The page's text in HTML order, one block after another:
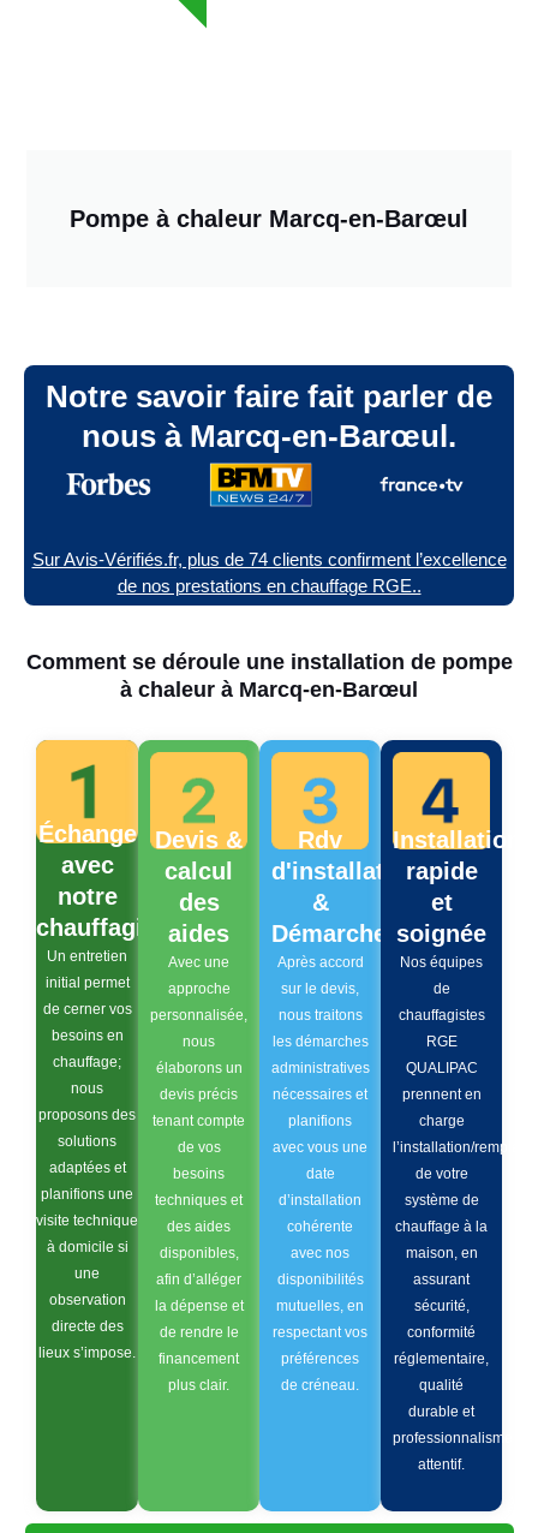
Pompe à chaleur Marcq-en-Barœul
Notre savoir faire fait parler de
nous à Marcq-en-Barœul.
Sur Avis-Vérifiés.fr, plus de 74 clients confirment l’excellence
de nos prestations en chauffage RGE..
Comment se déroule une installation de pompe
à chaleur à Marcq-en-Barœul
Échange
avec
notre
chauffagiste
Un entretien
initial permet
de cerner vos
besoins en
chauffage;
nous
proposons des
solutions
adaptées et
planifions une
visite technique
à domicile si
une
observation
directe des
lieux s’impose.
Devis &
calcul
des
aides
Avec une
approche
personnalisée,
nous
élaborons un
devis précis
tenant compte
de vos
besoins
techniques et
des aides
disponibles,
afin d’alléger
la dépense et
de rendre le
financement
plus clair.
Rdv
d'installation
&
Démarches
Après accord
sur le devis,
nous traitons
les démarches
administratives
nécessaires et
planifions
avec vous une
date
d’installation
cohérente
avec nos
disponibilités
mutuelles, en
respectant vos
préférences
de créneau.
Installation
rapide
et
soignée
Nos équipes
de
chauffagistes
RGE
QUALIPAC
prennent en
charge
l’installation/
de votre
système de
chauffage à la
maison, en
assurant
sécurité,
conformité
réglementaire,
qualité
durable et
professionnalisme
attentif.